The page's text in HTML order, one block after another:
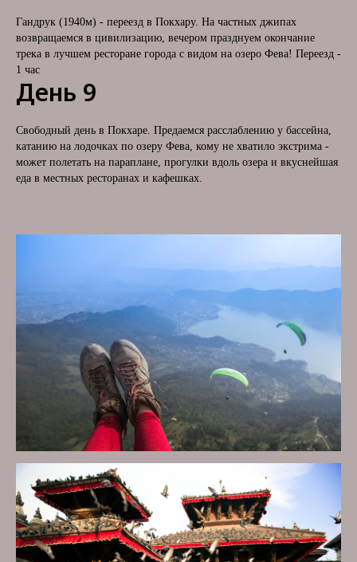
Гандрук (1940м) - переезд в Покхару. На частных джипах
возвращаемся в цивилизацию, вечером празднуем окончание
трека в лучшем ресторане города с видом на озеро Фева! Переезд -
1 час
День 9
Свободный день в Покхаре. Предаемся расслаблению у бассейна,
катанию на лодочках по озеру Фева, кому не хватило экстрима -
может полетать на параплане, прогулки вдоль озера и вкуснейшая
еда в местных ресторанах и кафешках.